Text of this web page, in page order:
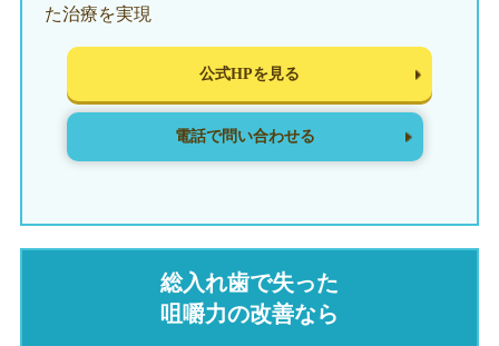
た治療を実現
公式HPを見る
電話で問い合わせる
総入れ歯で失った
咀嚼力の改善なら